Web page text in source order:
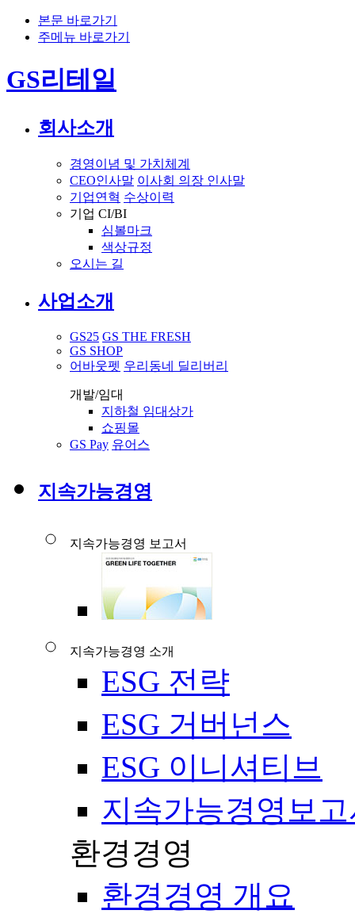
본문 바로가기
주메뉴 바로가기
GS리테일
회사소개
경영이념 및 가치체계
CEO인사말 이사회 의장 인사말
기업연혁 수상이력
기업 CI/BI
심볼마크
색상규정
오시는 길
사업소개
GS25 GS THE FRESH
GS SHOP
어바웃펫 우리동네 딜리버리
개발/임대
지하철 임대상가
쇼핑몰
GS Pay 유어스
지속가능경영
지속가능경영 보고서
지속가능경영 소개
ESG 전략
ESG 거버넌스
ESG 이니셔티브
지속가능경영보
환경경영
환경경영 개요